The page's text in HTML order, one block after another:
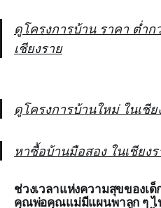
ดูโครงการบ้าน ราคา ต่ำก
เชียงราย
ดูโครงการบ้านใหม่ ในเชี
หาซื้อบ้านมือสอง ในเชียง
ช่วงเวลาแห่งความสุขของเ
คุณพ่อคุณแม่มีแผนพาลูก ๆ ไ